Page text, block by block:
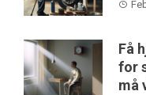
Få
for
må